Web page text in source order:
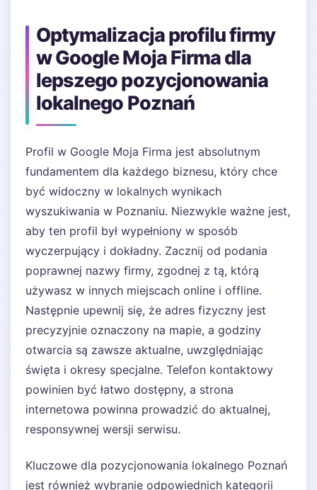
Optymalizacja profilu firmy
w Google Moja Firma dla
lepszego pozycjonowania
lokalnego Poznań
Profil w Google Moja Firma jest absolutnym
fundamentem dla każdego biznesu, który chce
być widoczny w lokalnych wynikach
wyszukiwania w Poznaniu. Niezwykle ważne jest,
aby ten profil był wypełniony w sposób
wyczerpujący i dokładny. Zacznij od podania
poprawnej nazwy firmy, zgodnej z tą, którą
używasz w innych miejscach online i offline.
Następnie upewnij się, że adres fizyczny jest
precyzyjnie oznaczony na mapie, a godziny
otwarcia są zawsze aktualne, uwzględniając
święta i okresy specjalne. Telefon kontaktowy
powinien być łatwo dostępny, a strona
internetowa powinna prowadzić do aktualnej,
responsywnej wersji serwisu.
Kluczowe dla pozycjonowania lokalnego Poznań
jest również wybranie odpowiednich kategorii